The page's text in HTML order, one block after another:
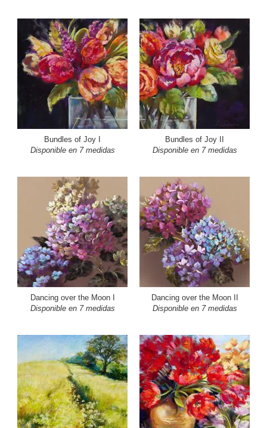
Bundles of Joy I
Disponible en 7 medidas
Bundles of Joy II
Disponible en 7 medidas
Dancing over the Moon I
Disponible en 7 medidas
Dancing over the Moon II
Disponible en 7 medidas